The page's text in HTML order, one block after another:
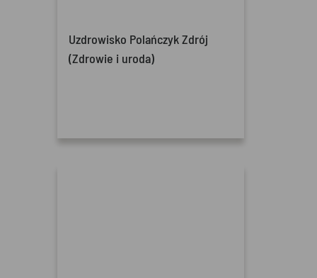
Uzdrowisko Polańczyk Zdrój
(Zdrowie i uroda)